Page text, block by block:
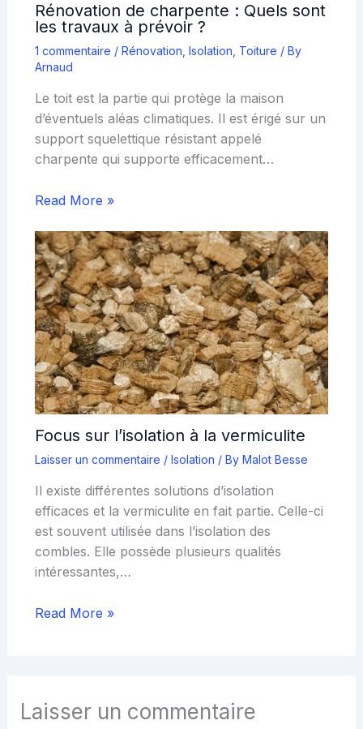
Rénovation de charpente : Quels sont
les travaux à prévoir ?
1 commentaire / Rénovation Isolation Toiture / By
Arnaud
Le toit est la partie qui protège la maison
d’éventuels aléas climatiques. Il est érigé sur un
support squelettique résistant appelé
charpente qui supporte efficacement…
Read More »
Focus sur l’isolation à la vermiculite
Laisser un commentaire / Isolation / By Malot Besse
Il existe différentes solutions d’isolation
efficaces et la vermiculite en fait partie. Celle-ci
est souvent utilisée dans l’isolation des
combles. Elle possède plusieurs qualités
intéressantes,…
Read More »
Laisser un commentaire